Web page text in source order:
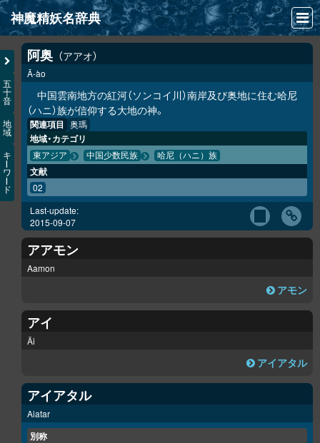
神魔精妖名辞典
NEWS
INFO
文献
検索
凖項目
画像資料便覧
LINK
五
十
音
地
域
キ
ワ
ド
阿奥 アアオ
Ā-ào
中国雲南地方の紅河（ソンコイ川）南岸及び奥地に住む哈尼
（ハニ）族が信仰する大地の神。
関連項目 奥瑪
地域・カテゴリ
東アジア 中国少数民族 哈尼（ハニ）族
文献
02
Last-update:
2015-09-07
アアモン
Aamon
アモン
アイ
Äi
アイアタル
アイアタル
Aiatar
別称